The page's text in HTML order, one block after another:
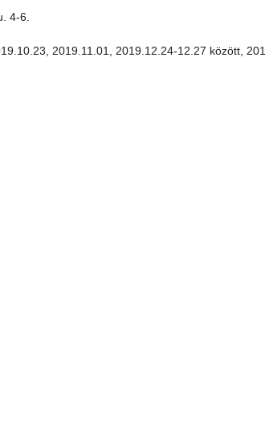
4-6.
2019.11.01, 2019.12.24-12.27 között,